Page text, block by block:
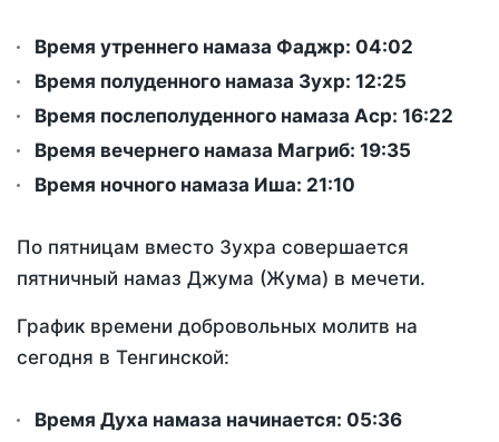
Время утреннего намаза Фаджр: 04:02
Время полуденного намаза Зухр: 12:25
Время послеполуденного намаза Аср: 16:22
Время вечернего намаза Магриб: 19:35
Время ночного намаза Иша: 21:10
По пятницам вместо Зухра совершается
пятничный намаз Джума (Жума) в мечети.
График времени добровольных молитв на
сегодня в Тенгинской:
Время Духа намаза начинается: 05:36